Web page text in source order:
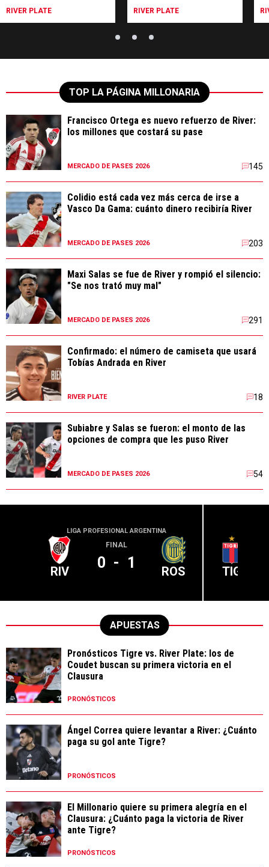
RIVER PLATE RIVER PLATE
TOP LA PÁGINA MILLONARIA
Francisco Ortega es nuevo refuerzo de River:
los millones que costará su pase
MERCADO DE PASES 2026 145
Colidio está cada vez más cerca de irse a
Vasco Da Gama: cuánto dinero recibiría River
MERCADO DE PASES 2026 203
Maxi Salas se fue de River y rompió el silencio:
"Se nos trató muy mal"
MERCADO DE PASES 2026 291
Confirmado: el número de camiseta que usará
Tobías Andrada en River
RIVER PLATE 18
Subiabre y Salas se fueron: el monto de las
opciones de compra que les puso River
MERCADO DE PASES 2026 54
LIGA PROFESIONAL ARGENTINA
RIV
FINAL
0 - 1 ROS TIG
APUESTAS
Pronósticos Tigre vs. River Plate: los de
Coudet buscan su primera victoria en el
Clausura
PRONÓSTICOS
Ángel Correa quiere levantar a River: ¿Cuánto
paga su gol ante Tigre?
PRONÓSTICOS
El Millonario quiere su primera alegría en el
Clausura: ¿Cuánto paga la victoria de River
ante Tigre?
PRONÓSTICOS